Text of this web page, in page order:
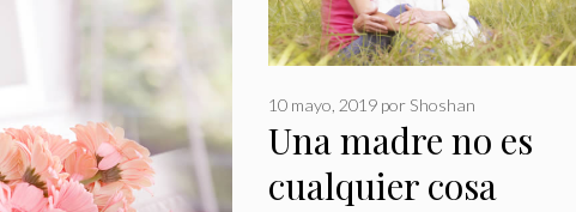
Una madre no es
cualquier cosa
10 mayo, 2019 por Shoshan